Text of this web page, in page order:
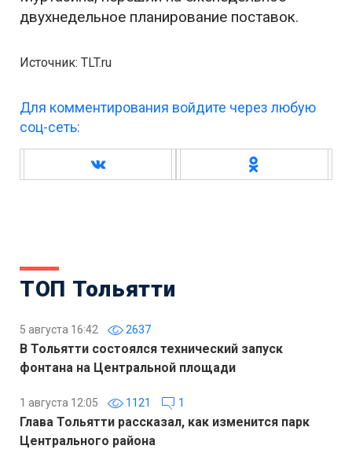
двухнедельное планирование поставок.
Источник: TLT.ru
Для комментирования войдите через любую
соц-сеть:
ТОП Тольятти
5 августа 16:42 2637
В Тольятти состоялся технический запуск
фонтана на Центральной площади
1 августа 12:05 1121 1
Глава Тольятти рассказал, как изменится парк
Центрального района